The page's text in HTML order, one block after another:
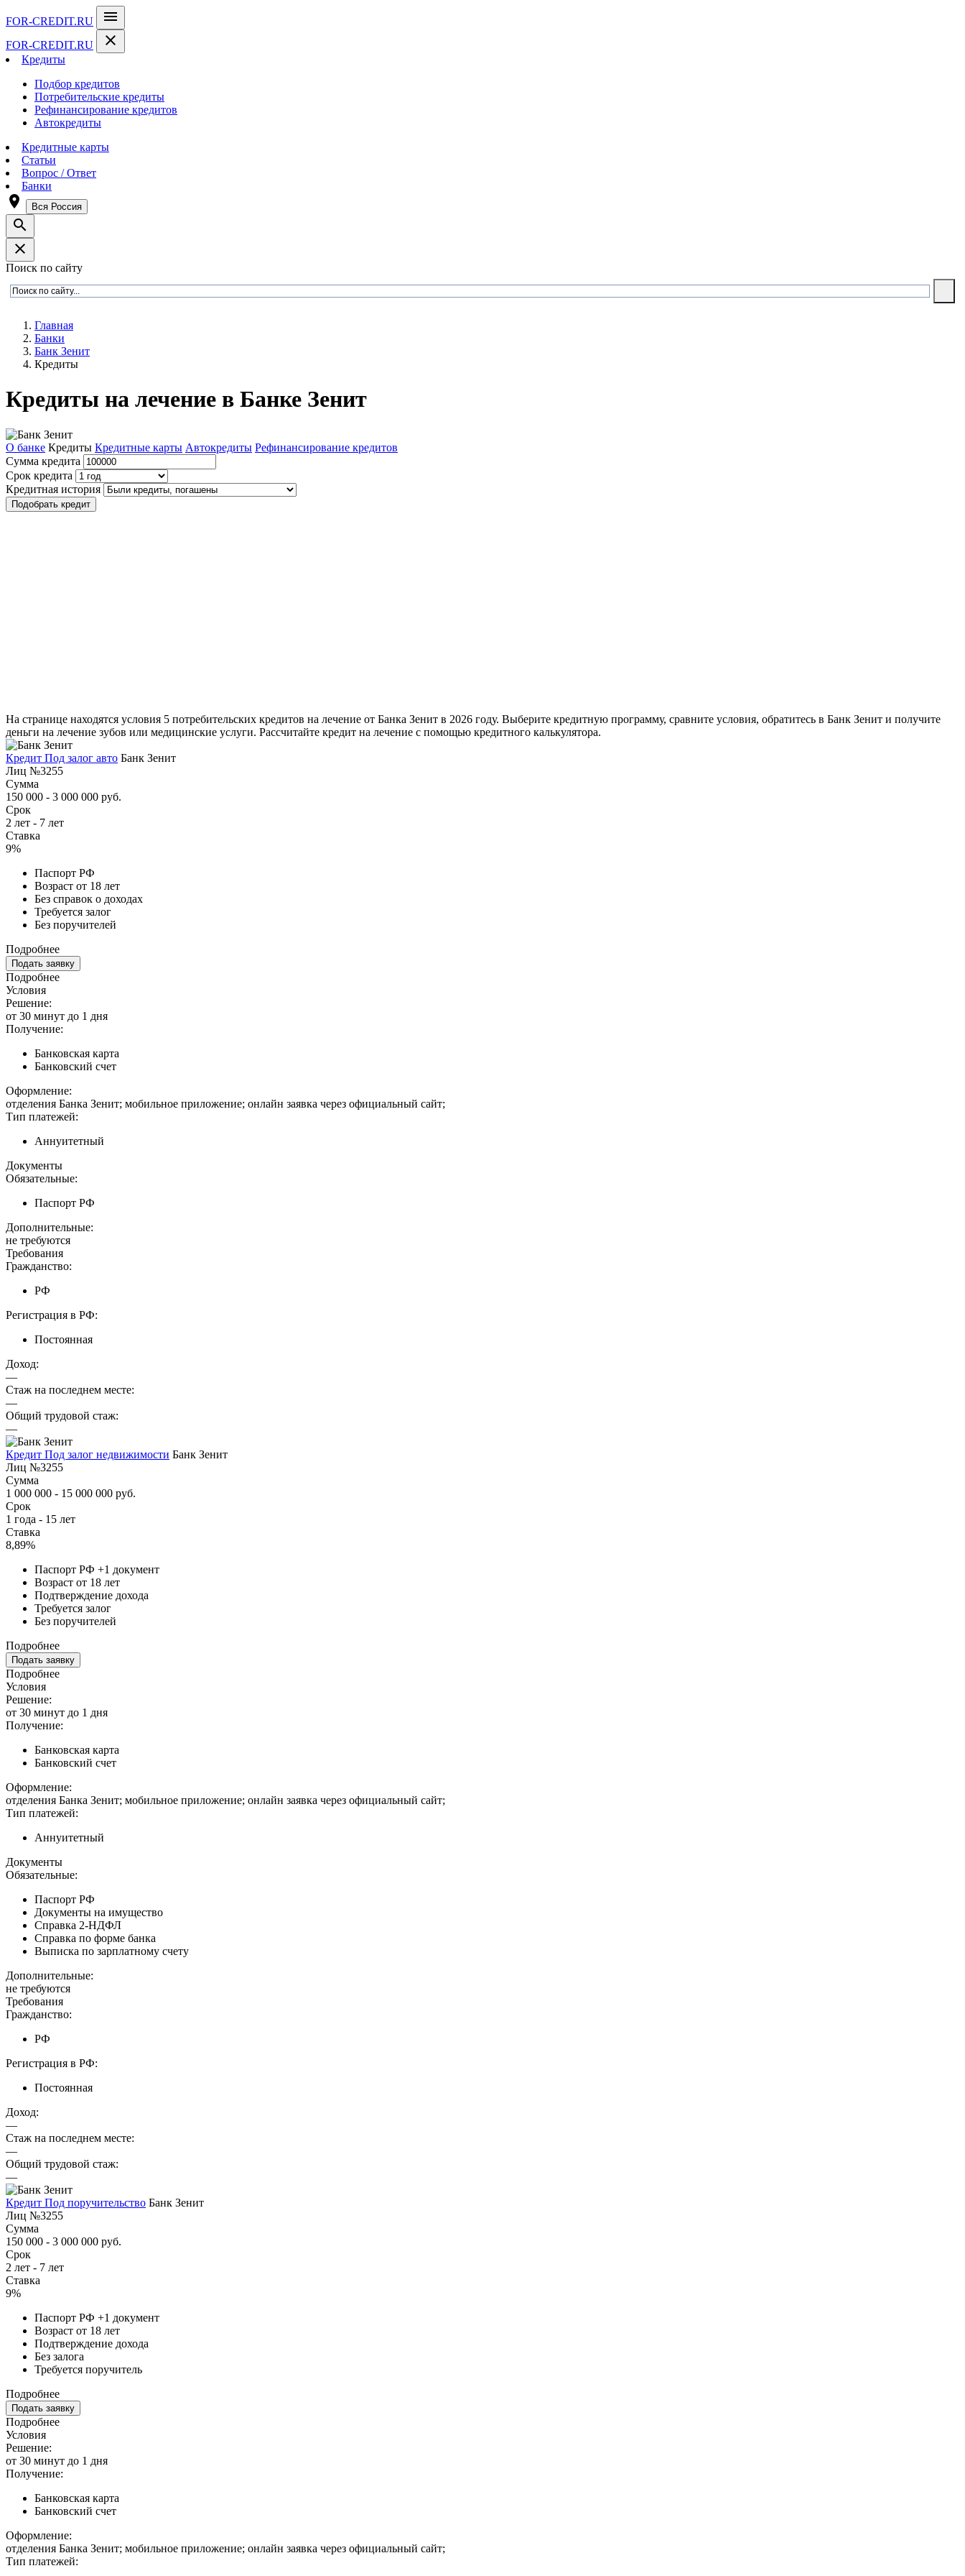
FOR-CREDIT.RU menu
FOR-CREDIT.RU close
Кредиты
Подбор кредитов
Потребительские кредиты
Рефинансирование кредитов
Автокредиты
Кредитные карты
Статьи
Вопрос / Ответ
Банки
room Вся Россия
search
close
Поиск по сайту
Главная
Банки
Банк Зенит
Кредиты
Кредиты на лечение в Банке Зенит
О банке Кредиты Кредитные карты Автокредиты Рефинансирование кредитов
Сумма кредита
Срок кредита
Кредитная история
Подобрать кредит
На странице находятся условия 5 потребительских кредитов на лечение от Банка Зенит в 2026 году. Выберите кредитную программу, сравните условия, обратитесь в Банк Зенит и получите
деньги на лечение зубов или медицинские услуги. Рассчитайте кредит на лечение с помощью кредитного калькулятора.
Кредит Под залог авто Банк Зенит
Лиц №3255
Сумма
150 000 - 3 000 000 руб.
Срок
2 лет - 7 лет
Ставка
9%
Паспорт РФ
Возраст от 18 лет
Без справок о доходах
Требуется залог
Без поручителей
Подробнее
Подать заявку
Подробнее
Условия
Решение:
от 30 минут до 1 дня
Получение:
Банковская карта
Банковский счет
Оформление:
отделения Банка Зенит; мобильное приложение; онлайн заявка через официальный сайт;
Тип платежей:
Аннуитетный
Документы
Обязательные:
Паспорт РФ
Дополнительные:
не требуются
Требования
Гражданство:
РФ
Регистрация в РФ:
Постоянная
Доход:
—
Стаж на последнем месте:
—
Общий трудовой стаж:
—
Кредит Под залог недвижимости Банк Зенит
Лиц №3255
Сумма
1 000 000 - 15 000 000 руб.
Срок
1 года - 15 лет
Ставка
8,89%
Паспорт РФ +1 документ
Возраст от 18 лет
Подтверждение дохода
Требуется залог
Без поручителей
Подробнее
Подать заявку
Подробнее
Условия
Решение:
от 30 минут до 1 дня
Получение:
Банковская карта
Банковский счет
Оформление:
отделения Банка Зенит; мобильное приложение; онлайн заявка через официальный сайт;
Тип платежей:
Аннуитетный
Документы
Обязательные:
Паспорт РФ
Документы на имущество
Справка 2-НДФЛ
Справка по форме банка
Выписка по зарплатному счету
Дополнительные:
не требуются
Требования
Гражданство:
РФ
Регистрация в РФ:
Постоянная
Доход:
—
Стаж на последнем месте:
—
Общий трудовой стаж:
—
Кредит Под поручительство Банк Зенит
Лиц №3255
Сумма
150 000 - 3 000 000 руб.
Срок
2 лет - 7 лет
Ставка
9%
Паспорт РФ +1 документ
Возраст от 18 лет
Подтверждение дохода
Без залога
Требуется поручитель
Подробнее
Подать заявку
Подробнее
Условия
Решение:
от 30 минут до 1 дня
Получение:
Банковская карта
Банковский счет
Оформление:
отделения Банка Зенит; мобильное приложение; онлайн заявка через официальный сайт;
Тип платежей: